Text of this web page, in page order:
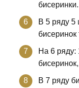
В 5 ряду 5
бисеринок
На 6 ряду:
В 7 ряду